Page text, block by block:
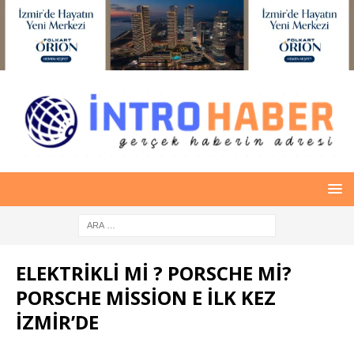
ELEKTRİKLİ Mİ ? PORSCHE Mİ?
PORSCHE MİSSİON E İLK KEZ
İZMİR’DE